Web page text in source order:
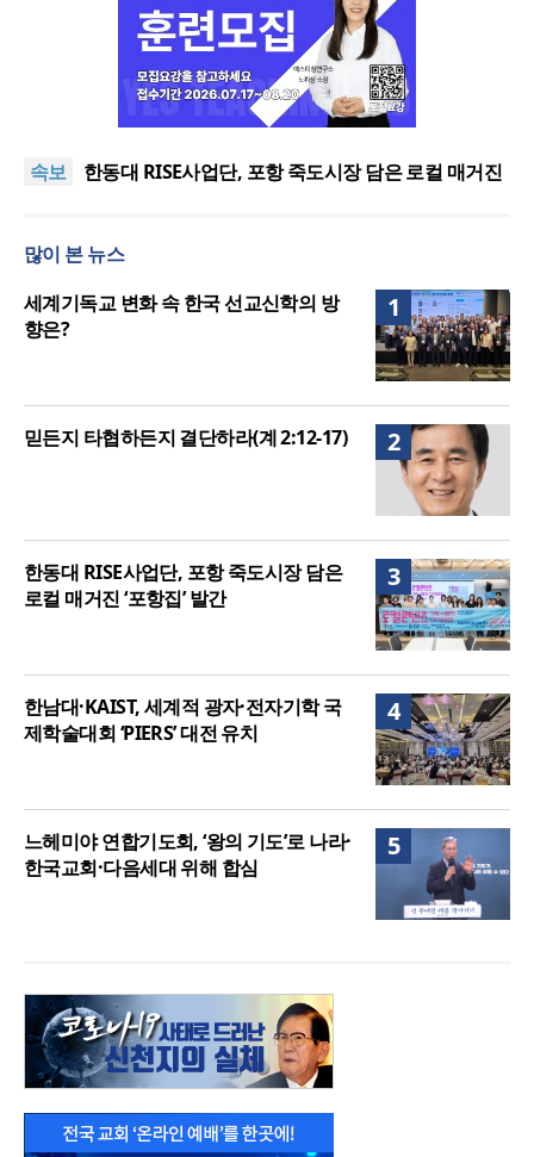
속보
느헤미야 연합기도회, ‘왕의 기도’로 나라·한국교회·다
여”
한동대 RISE사업단, 포항 죽도시장 담은 로컬 매거진
느헤미야 연합기도회, ‘왕의 기도’로 나라·한국교회·다
세기총 “자유를 지키며 하나 된 희망의 미래를 향하
여”
많이 본 뉴스
1
세계기독교 변화 속 한국 선교신학의 방
향은?
2
믿든지 타협하든지 결단하라(계 2:12-17)
3
한동대 RISE사업단, 포항 죽도시장 담은
로컬 매거진 ‘포항집’ 발간
4
한남대·KAIST, 세계적 광자·전자기학 국
제학술대회 ‘PIERS’ 대전 유치
5
느헤미야 연합기도회, ‘왕의 기도’로 나라·
한국교회·다음세대 위해 합심